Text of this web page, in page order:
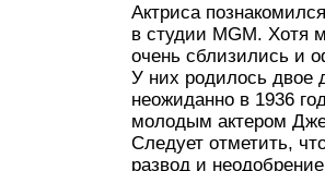
Актриса
в студии MGM. Хотя
очень сблизились и
У них родилось двое
неожиданно в 1936
молодым актером
Следует отметить,
развод и